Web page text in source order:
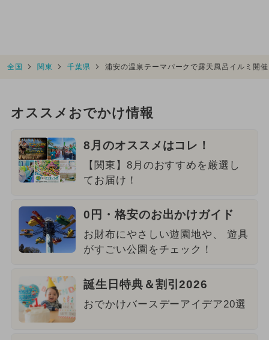
全国 関東 千葉県 浦安の温泉テーマパークで露天風呂イルミ開
オススメおでかけ情報
8月のオススメはコレ！
【関東】8月のおすすめを厳選し
てお届け！
0円・格安のお出かけガイド
お財布にやさしい遊園地や、 遊具
がすごい公園をチェック！
誕生日特典＆割引2026
おでかけバースデーアイデア20選